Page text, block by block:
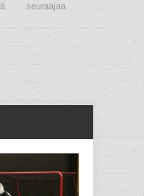
seuraajaa